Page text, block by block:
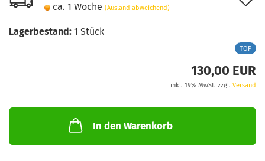
ca. 1 Woche (Ausland abweichend)
Lagerbestand: 1 Stück
TOP
130,00 EUR
inkl. 19% MwSt. zzgl. Versand
In den Warenkorb